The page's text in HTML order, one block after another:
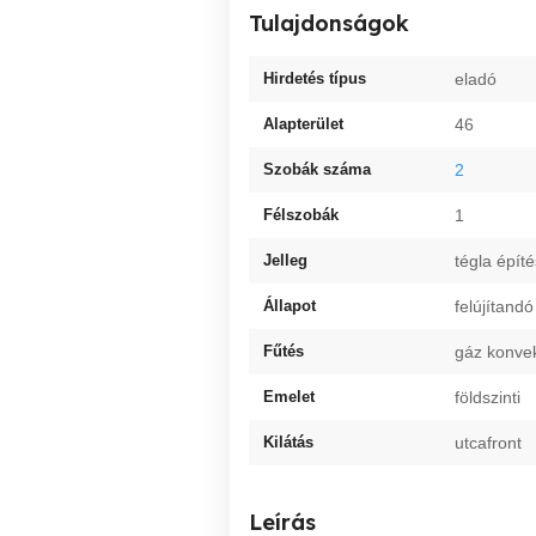
Tulajdonságok
Hirdetés típus eladó
Alapterület 46
Szobák száma 2
Félszobák 1
Jelleg tégla
Állapot felújítandó
Fűtés gáz
Emelet földszinti
Kilátás utcafront
Leírás